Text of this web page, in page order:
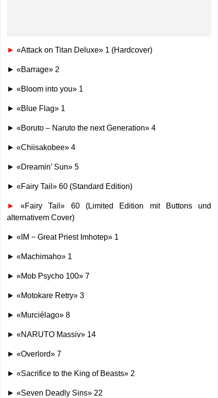
► «Attack on Titan Deluxe» 1 (Hardcover)
► «Barrage» 2
► «Bloom into you» 1
► «Blue Flag» 1
► «Boruto – Naruto the next Generation» 4
► «Chiisakobee» 4
► «Dreamin’ Sun» 5
► «Fairy Tail» 60 (Standard Edition)
►
«Fairy Tail» 60 (Limited Edition mit Buttons und
alternativem Cover)
► «IM − Great Priest Imhotep» 1
► «Machimaho» 1
► «Mob Psycho 100» 7
► «Motokare Retry» 3
► «Murciélago» 8
► «NARUTO Massiv» 14
► «Overlord» 7
► «Sacrifice to the King of Beasts» 2
► «Seven Deadly Sins» 22